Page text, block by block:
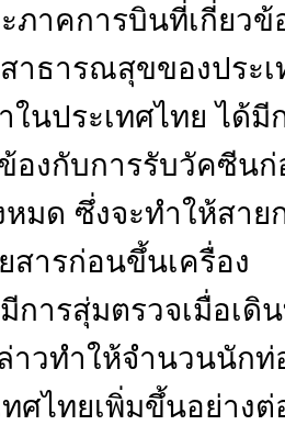
ภาคการบินที่เกี่ยวข้
าธารณสุขของประเ
ในประเทศไทย ได้มี
องกับการรับวัคซีนก่
หมด ซึ่งจะทำให้สาย
สารก่อนขึ้นเครื่อง
การสุ่มตรวจเมื่อเดิ
าวทำให้จำนวนนักท่
ศไทยเพิ่มขึ้นอย่างต่